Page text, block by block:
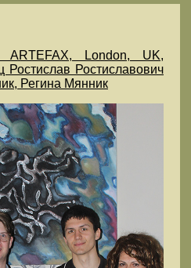
ARTEFAX, London, UK,
Ростиславович
Регина Мянник